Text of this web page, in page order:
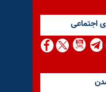
اجتماعى